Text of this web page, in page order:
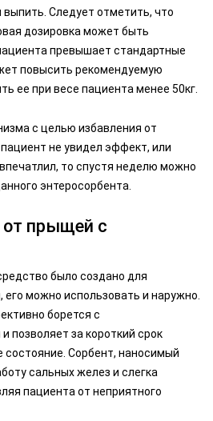
Следует отметить, что
дозировка может быть
превышает стандартные
повысить рекомендуемую
ее при весе пациента менее 50кг.
с целью избавления от
не увидел эффект, или
то спустя неделю можно
энтеросорбента.
прыщей с
было создано для
его можно использовать и наружно.
борется с
позволяет за короткий срок
состояние. Сорбент, наносимый
сальных желез и слегка
пациента от неприятного